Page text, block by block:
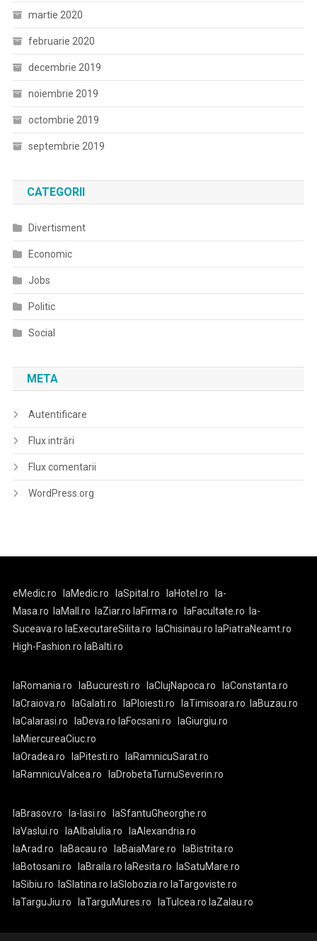
martie 2020
februarie 2020
decembrie 2019
noiembrie 2019
octombrie 2019
septembrie 2019
CATEGORII
Divertisment
Economic
Jobs
Politic
Social
META
Autentificare
Flux intrări
Flux comentarii
WordPress.org
eMedic.ro laMedic.ro laSpital.ro laHotel.ro
la-
Masa.ro
laMall.ro laZiar.ro laFirma.ro laFacultate.ro
la-
Suceava.ro laExecutareSilita.ro laChisinau.ro laPiatraNeamt.ro
High-Fashion.ro laBalti.ro
laRomania.ro laBucuresti.ro laClujNapoca.ro
laConstanta.ro
laCraiova.ro
laGalati.ro laPloiesti.ro laTimisoara.ro
laBuzau.ro
laCalarasi.ro
laDeva.ro laFocsani.ro
laGiurgiu.ro
laMiercureaCiuc.ro
laOradea.ro
laPitesti.ro
laRamnicuSarat.ro
laRamnicuValcea.ro
laDrobetaTurnuSeverin.ro
laBrasov.ro la-Iasi.ro
laSfantuGheorghe.ro
laVaslui.ro
laAlbaIulia.ro
laAlexandria.ro
laArad.ro
laBacau.ro laBaiaMare.ro
laBistrita.ro
laBotosani.ro
laBraila.ro laResita.ro
laSatuMare.ro
laSibiu.ro
laSlatina.ro laSlobozia.ro laTargoviste.ro
laTarguJiu.ro
laTarguMures.ro laTulcea.ro laZalau.ro